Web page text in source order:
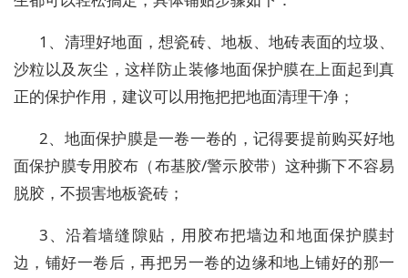
1、清理好地面，想瓷砖、地板、地砖表面的垃圾、
沙粒以及灰尘，这样防止装修地面保护膜在上面起到真
正的保护作用，建议可以用拖把把地面清理干净；
2、地面保护膜是一卷一卷的，记得要提前购买好地
面保护膜专用胶布（布基胶/警示胶带）这种撕下不容易
脱胶，不损害地板瓷砖；
3、沿着墙缝隙贴，用胶布把墙边和地面保护膜封
边，铺好一卷后，再把另一卷的边缘和地上铺好的那一